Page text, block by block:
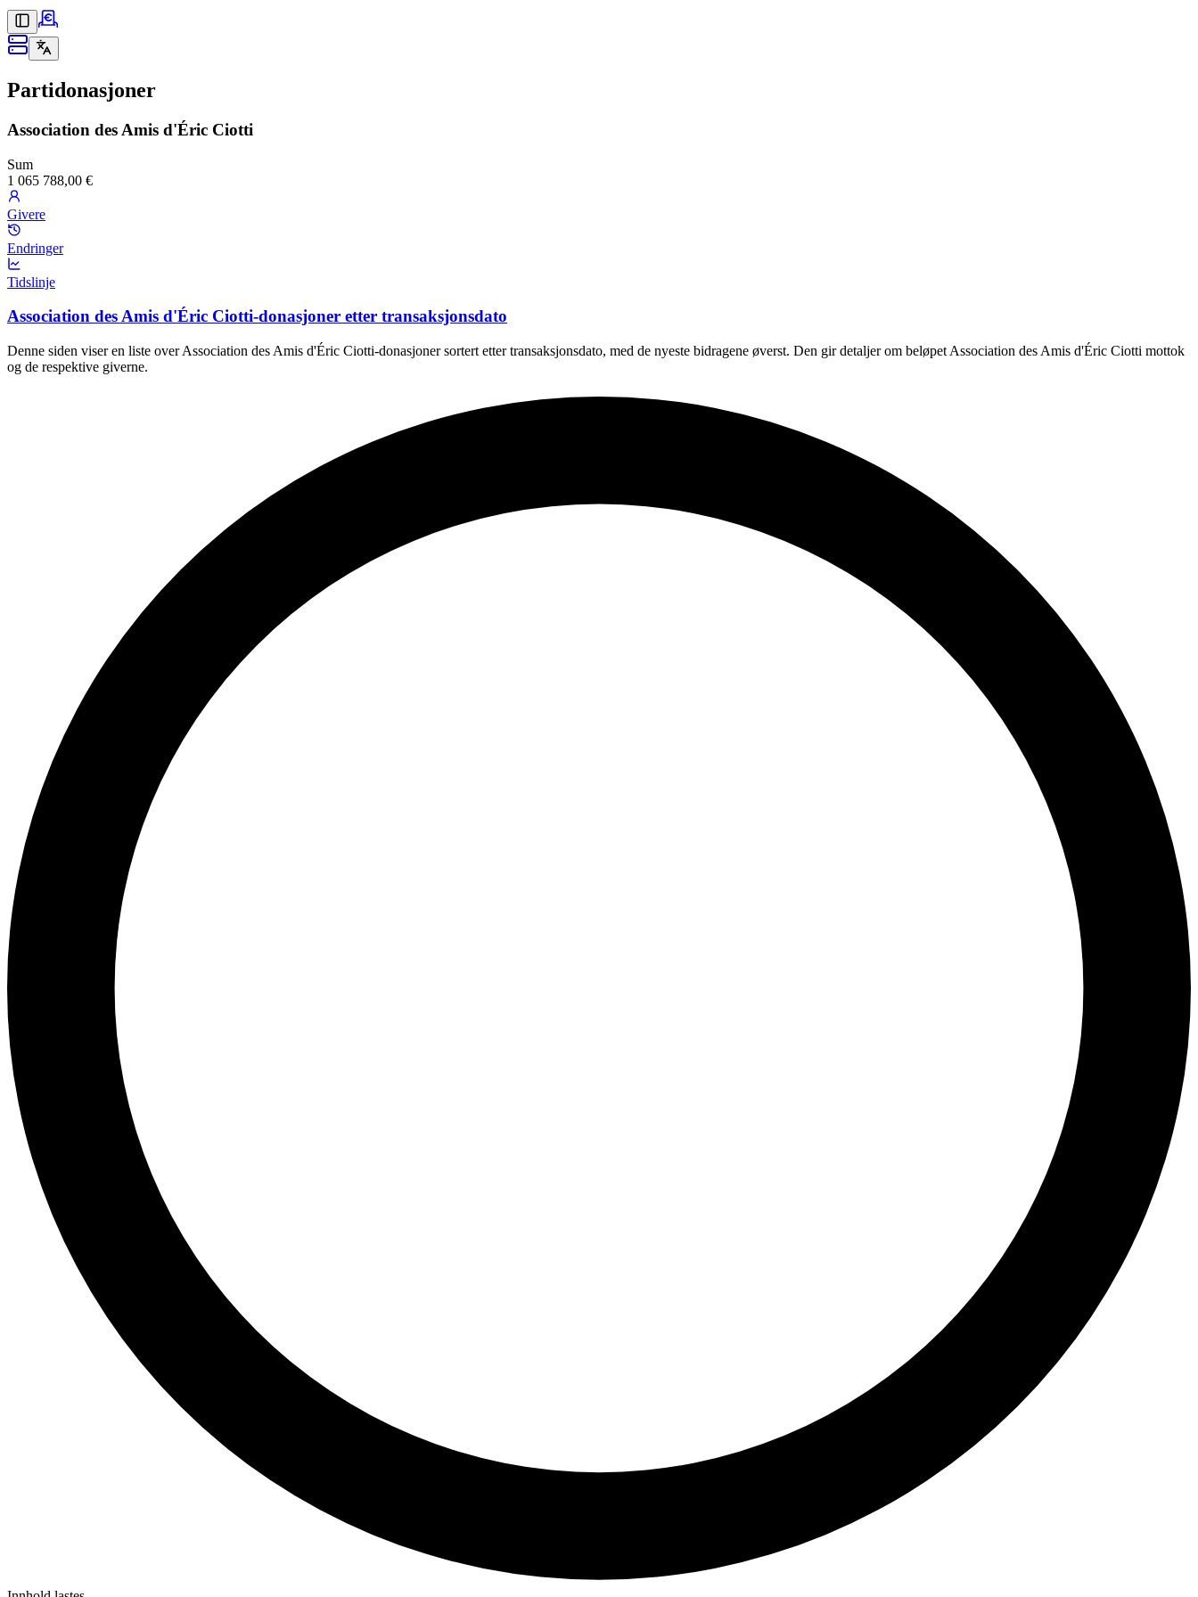
Partidonasjoner
Association des Amis d'Éric Ciotti
Sum
1 065 788,00 €
Givere
Endringer
Tidslinje
Association des Amis d'Éric Ciotti-donasjoner etter transaksjonsdato
Denne siden viser en liste over Association des Amis d'Éric Ciotti-donasjoner sortert etter transaksjonsdato, med de nyeste bidragene øverst. Den gir detaljer om beløpet Association des Amis d'Éric Ciotti mottok
og de respektive giverne.